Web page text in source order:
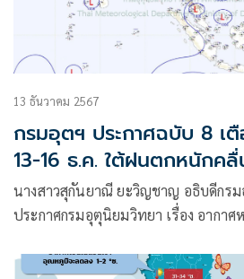
13 ธันวาคม 2567
กรมอุตฯ ประกาศฉบับ 8 เ
13-16 ธ.ค. ใต้ฝนตกหนักค
นางสาวสุกันยาณี ยะวิญชาญ อธิบดีกร
ประกาศกรมอุตุนิยมวิทยา เรื่อง อากาศ
คลื่นลมแรงบริเวณอ่าวไทย ฉบับที่ 8